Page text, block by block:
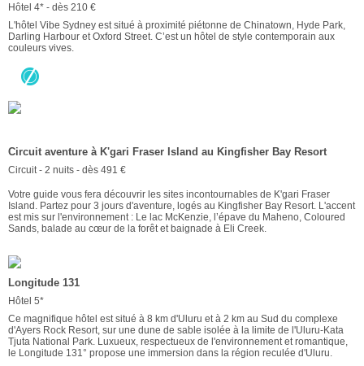
Hôtel 4* - dès 210 €
L'hôtel Vibe Sydney est situé à proximité piétonne de Chinatown, Hyde Park,
Darling Harbour et Oxford Street. C’est un hôtel de style contemporain aux
couleurs vives.
Circuit aventure à K'gari Fraser Island au Kingfisher Bay Resort
Circuit - 2 nuits - dès 491 €
Votre guide vous fera découvrir les sites incontournables de K'gari Fraser
Island. Partez pour 3 jours d'aventure, logés au Kingfisher Bay Resort. L'accent
est mis sur l'environnement : Le lac McKenzie, l’épave du Maheno, Coloured
Sands, balade au cœur de la forêt et baignade à Eli Creek.
Longitude 131
Hôtel 5*
Ce magnifique hôtel est situé à 8 km d'Uluru et à 2 km au Sud du complexe
d'Ayers Rock Resort, sur une dune de sable isolée à la limite de l'Uluru-Kata
Tjuta National Park. Luxueux, respectueux de l'environnement et romantique,
le Longitude 131° propose une immersion dans la région reculée d'Uluru.